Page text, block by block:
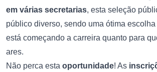
em várias secretarias, esta seleção
público diverso, sendo uma ótima
está começando a carreira quanto para
ares.
Não perca esta oportunidade! As